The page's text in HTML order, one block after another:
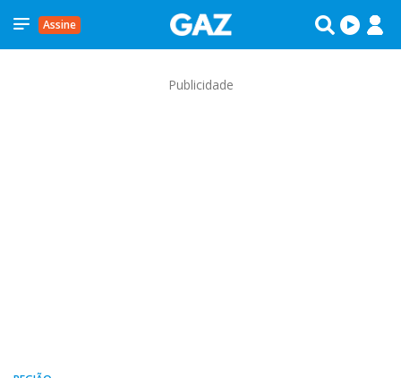
Assine
Publicidade